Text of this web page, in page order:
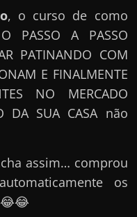
, o curso de como
PASSO A PASSO
PATINANDO COM
E FINALMENTE
NO MERCADO
DA SUA CASA não
assim… comprou
os